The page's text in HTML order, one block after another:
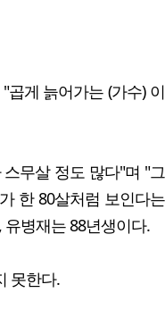
게 늙어가는 (가수) 이
무살 정도 많다"며 "그
한 80살처럼 보인다는
병재는 88년생이다.
못한다.